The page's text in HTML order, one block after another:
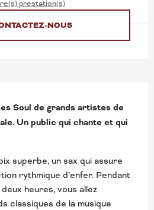
prestation(s)
NOUS
Soul de grands artistes de
Un public qui chante et qui
superbe, un sax qui assure
rythmique d’enfer. Pendant
heures, vous allez
classiques de la musique